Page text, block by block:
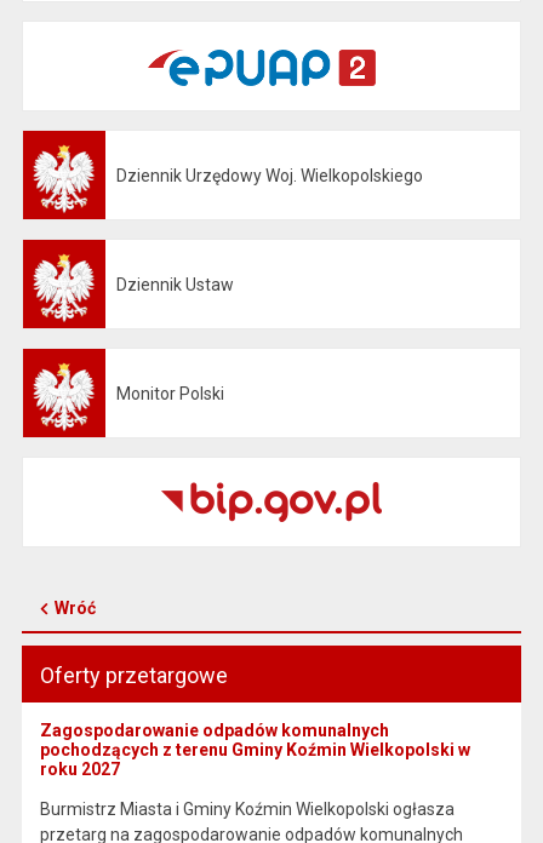
Dziennik Urzędowy Woj. Wielkopolskiego
Dziennik Ustaw
Monitor Polski
Wróć
Oferty przetargowe
Zagospodarowanie odpadów komunalnych
pochodzących z terenu Gminy Koźmin Wielkopolski w
roku 2027
Burmistrz Miasta i Gminy Koźmin Wielkopolski ogłasza
przetarg na zagospodarowanie odpadów komunalnych